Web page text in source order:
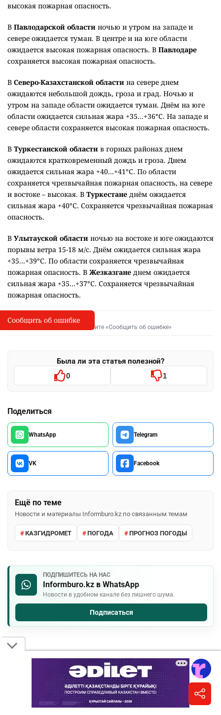
высокая пожарная опасность.
В Павлодарской области ночью и утром на западе и
севере ожидается туман. В центре и на юге области
ожидается высокая пожарная опасность. В Павлодаре
сохраняется высокая пожарная опасность.
В Северо-Казахстанской области на севере днем
ожидаются небольшой дождь, гроза и град. Ночью и
утром на западе области ожидается туман. Днём на юге
области ожидается сильная жара +35...+36°C. На западе и
севере области сохраняется высокая пожарная опасность.
В Туркестанской области в горных районах днем
ожидаются кратковременный дождь и гроза. Днем
ожидается сильная жара +40...+41°C. По области
сохраняется чрезвычайная пожарная опасность, на севере
и востоке – высокая. В Туркестане днём ожидается
сильная жара +40°C. Сохраняется чрезвычайная пожарная
опасность.
В Улытауской области ночью на востоке и юге ожидаются
порывы ветра 15-18 м/с. Днём ожидается сильная жара
+35...+39°C. По области сохраняется чрезвычайная
пожарная опасность. В Жезказгане днем ожидается
сильная жара +35...+37°C. Сохраняется чрезвычайная
пожарная опасность.
I
Сообщить об опечатке
Выделите фрагмент и нажмите «Сообщить об ошибке»
Была ли эта статья полезной?
0 1
Поделиться
WhatsApp Telegram
VK Facebook
Ещё по теме
Новости и материалы Informburo.kz по связанным темам
КАЗГИДРОМЕТ ПОГОДА ПРОГНОЗ ПОГОДЫ
ПОДПИШИТЕСЬ НА НАС
Informburo.kz в WhatsApp
Новости в удобном канале без лишнего шума.
Подписаться
Сообщить об ошибке
КОММЕНТАРИИ
авторизоваться